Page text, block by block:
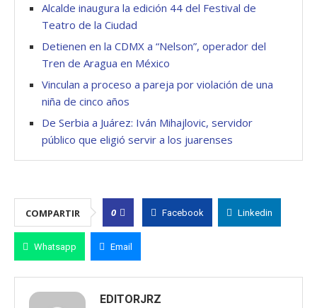
Alcalde inaugura la edición 44 del Festival de
Teatro de la Ciudad
Detienen en la CDMX a “Nelson”, operador del
Tren de Aragua en México
Vinculan a proceso a pareja por violación de una
niña de cinco años
De Serbia a Juárez: Iván Mihajlovic, servidor
público que eligió servir a los juarenses
COMPARTIR 0 Facebook Linkedin
Whatsapp Email
EDITORJRZ